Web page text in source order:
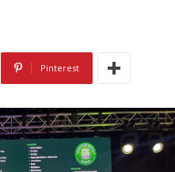
Pinterest